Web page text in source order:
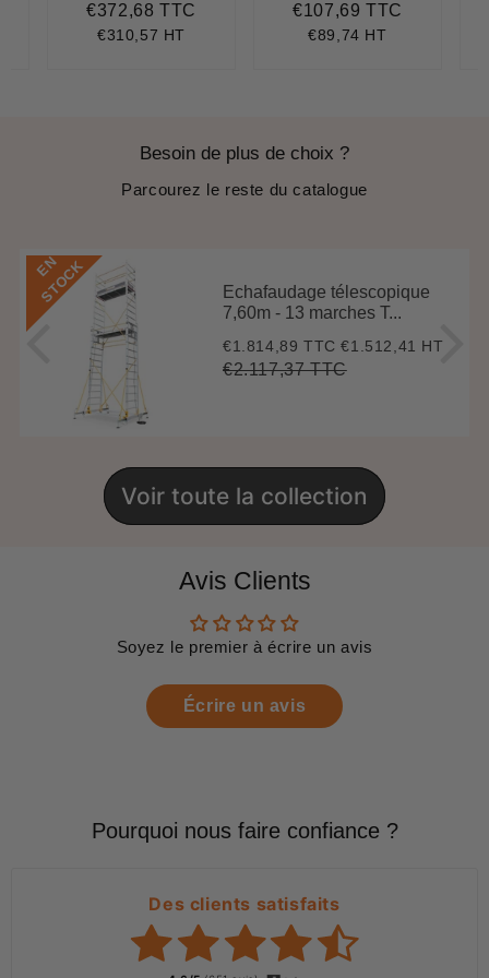
Prix
régulier
€372,68 TTC
€310,57 HT
Prix
régulier
€107,69 TTC
€89,74 HT
Besoin de plus de choix ?
Parcourez le reste du catalogue
E
N
S
T
O
C
K
Echafaudage télescopique
7,60m - 13 marches T...
Prix
réduit
€1.814,89 TTC€1.814,89
€1.512,41 HT
Prix
€2.117,37 TTC€2.117,37
Voir toute la collection
Avis Clients
Soyez le premier à écrire un avis
Écrire un avis
Pourquoi nous faire confiance ?
Des clients satisfaits